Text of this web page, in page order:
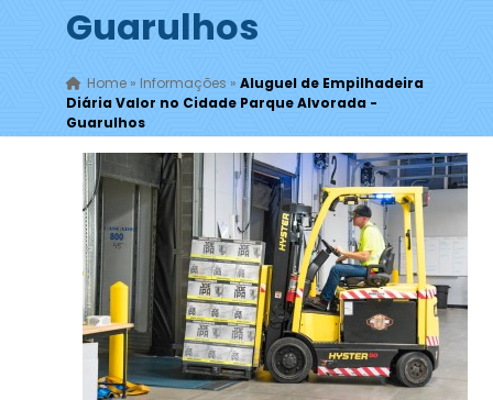
Guarulhos
Home» Informações » Aluguel de Empilhadeira
Diária Valor no Cidade Parque Alvorada -
Guarulhos